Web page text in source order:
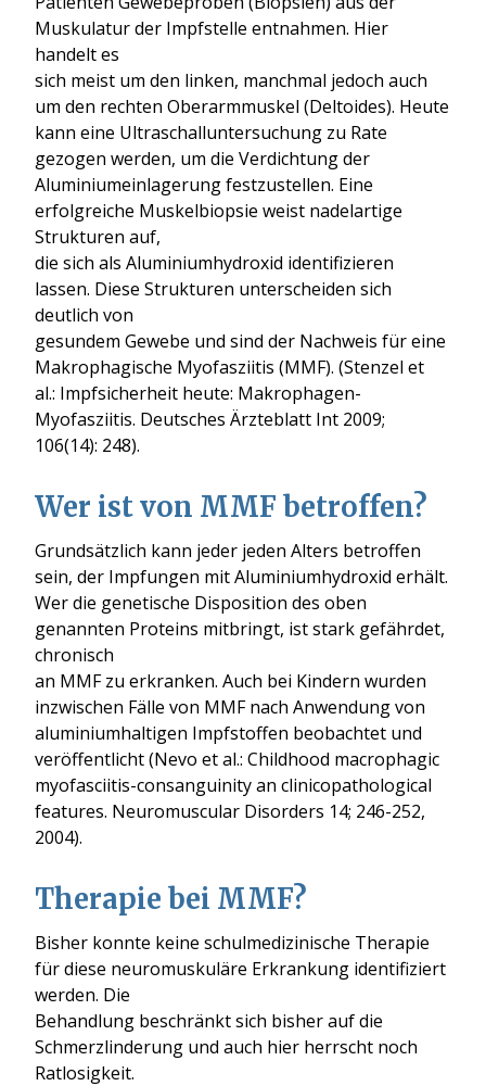
Muskulatur der Impfstelle entnahmen. Hier
handelt es
sich meist um den linken, manchmal jedoch auch
um den rechten Oberarmmuskel (Deltoides). Heute
kann eine Ultraschalluntersuchung zu Rate
gezogen werden, um die Verdichtung der
Aluminiumeinlagerung festzustellen. Eine
erfolgreiche Muskelbiopsie weist nadelartige
Strukturen auf,
die sich als Aluminiumhydroxid identifizieren
lassen. Diese Strukturen unterscheiden sich
deutlich von
gesundem Gewebe und sind der Nachweis für eine
Makrophagische Myofasziitis (MMF). (Stenzel et
al.: Impfsicherheit heute: Makrophagen-
Myofasziitis. Deutsches Ärzteblatt Int 2009;
106(14): 248).
Wer ist von MMF betroffen?
Grundsätzlich kann jeder jeden Alters betroffen
sein, der Impfungen mit Aluminiumhydroxid erhält.
Wer die genetische Disposition des oben
genannten Proteins mitbringt, ist stark gefährdet,
chronisch
an MMF zu erkranken. Auch bei Kindern wurden
inzwischen Fälle von MMF nach Anwendung von
aluminiumhaltigen Impfstoffen beobachtet und
veröffentlicht (Nevo et al.: Childhood macrophagic
myofasciitis-consanguinity an clinicopathological
features. Neuromuscular Disorders 14; 246-252,
2004).
Therapie bei MMF?
Bisher konnte keine schulmedizinische Therapie
für diese neuromuskuläre Erkrankung identifiziert
werden. Die
Behandlung beschränkt sich bisher auf die
Schmerzlinderung und auch hier herrscht noch
Ratlosigkeit.